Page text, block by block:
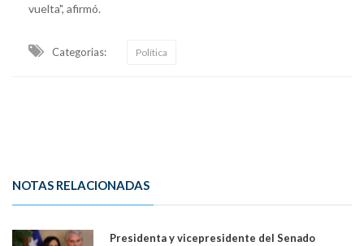
vuelta", afirmó.
Categorias: Política
NOTAS RELACIONADAS
Presidenta y vicepresidente del Senado